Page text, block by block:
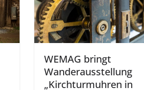
WEMAG bringt
Wanderausstellung
„Kirchturmuhren in